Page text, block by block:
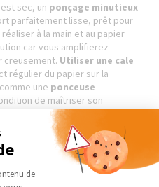
sec, un ponçage minutieux
parfaitement lisse, prêt pour
réaliser à la main et au papier
car vous amplifierez
creusement. Utiliser une cale
régulier du papier sur la
une ponceuse
de maîtriser son
couche d'apprêt
du
de